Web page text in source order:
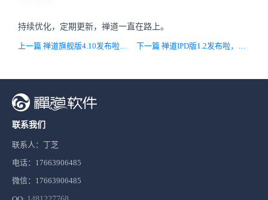
持续优化，定期更新，禅道一直在路上。
联系我们
联系人：丁芝
电话：17663906485
微信：17663906485